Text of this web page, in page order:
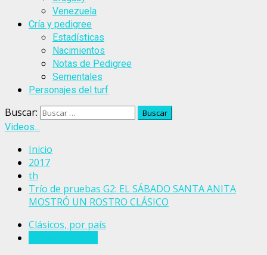
Venezuela
Cría y pedigree
Estadísticas
Nacimientos
Notas de Pedigree
Sementales
Personajes del turf
Buscar:
Videos...
Inicio
2017
th
Trío de pruebas G2: EL SÁBADO SANTA ANITA
MOSTRÓ UN ROSTRO CLÁSICO
Clásicos, por país